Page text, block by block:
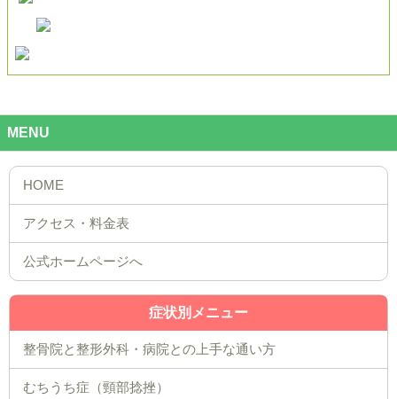
MENU
公式ホームページへ
症状別メニュー
整骨院と整形外科・病院との上手な通い方
むちうち症（頸部捻挫）